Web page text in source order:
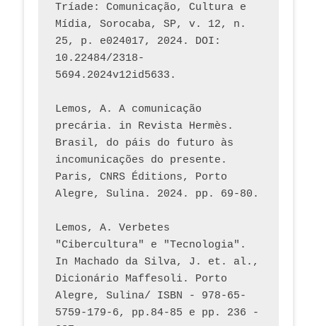
Tríade: Comunicação, Cultura e
Mídia, Sorocaba, SP, v. 12, n.
25, p. e024017, 2024. DOI:
10.22484/2318-
5694.2024v12id5633.
Lemos, A. A comunicação
precária. in Revista Hermès.
Brasil, do páis do futuro às
incomunicações do presente.
Paris, CNRS Éditions, Porto
Lemos, A. Verbetes
"Cibercultura" e "Tecnologia".
In Machado da Silva, J. et. al.,
Dicionário Maffesoli. Porto
Alegre, Sulina/ ISBN - 978-65-
5759-179-6, pp.84-85 e pp. 236 -